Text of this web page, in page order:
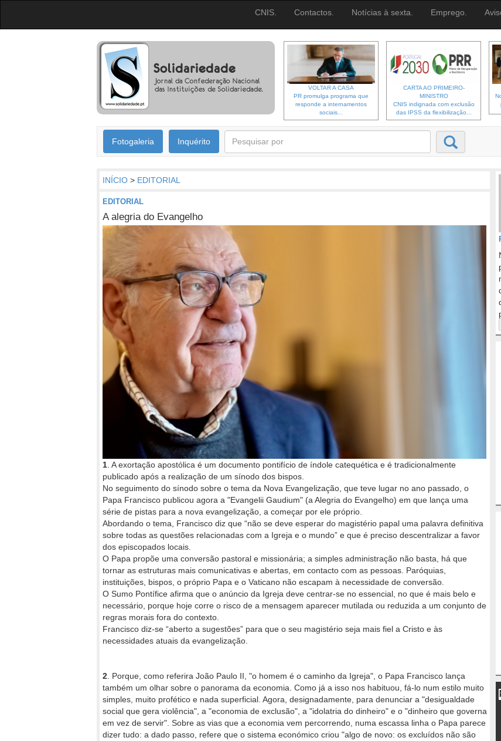
CNIS. Contactos. Notícias à sexta. Emprego.
VOLTAR A CASA
PR promulga programa que
responde a internamentos
sociais...
CARTA AO PRIMEIRO-
MINISTRO
CNIS indignada com exclusão
das IPSS da flexibilização...
Fotogaleria Inquérito
INÍCIO > EDITORIAL
EDITORIAL
A alegria do Evangelho
1. A exortação apostólica é um documento pontifício de índole catequética e é tradicionalmente
publicado após a realização de um sínodo dos bispos.
No seguimento do sínodo sobre o tema da Nova Evangelização, que teve lugar no ano passado, o
Papa Francisco publicou agora a "Evangelii Gaudium" (a Alegria do Evangelho) em que lança uma
série de pistas para a nova evangelização, a começar por ele próprio.
Abordando o tema, Francisco diz que “não se deve esperar do magistério papal uma palavra definitiva
sobre todas as questões relacionadas com a Igreja e o mundo” e que é preciso descentralizar a favor
dos episcopados locais.
O Papa propõe uma conversão pastoral e missionária; a simples administração não basta, há que
tornar as estruturas mais comunicativas e abertas, em contacto com as pessoas. Paróquias,
instituições, bispos, o próprio Papa e o Vaticano não escapam à necessidade de conversão.
O Sumo Pontífice afirma que o anúncio da Igreja deve centrar-se no essencial, no que é mais belo e
necessário, porque hoje corre o risco de a mensagem aparecer mutilada ou reduzida a um conjunto de
regras morais fora do contexto.
Francisco diz-se “aberto a sugestões” para que o seu magistério seja mais fiel a Cristo e às
necessidades atuais da evangelização.
2. Porque, como referira João Paulo II, "o homem é o caminho da Igreja", o Papa Francisco lança
também um olhar sobre o panorama da economia. Como já a isso nos habituou, fá-lo num estilo muito
simples, muito profético e nada superficial. Agora, designadamente, para denunciar a "desigualdade
social que gera violência", a "economia de exclusão", a "idolatria do dinheiro" e o "dinheiro que governa
em vez de servir". Sobre as vias que a economia vem percorrendo, numa escassa linha o Papa parece
dizer tudo: a dado passo, refere que o sistema económico criou "algo de novo: os excluídos não são